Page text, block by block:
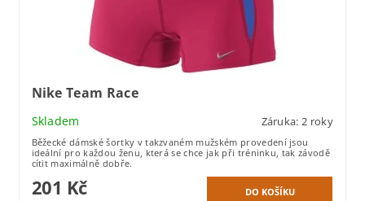
Nike Team Race
Skladem Záruka: 2 roky
Běžecké dámské šortky v takzvaném mužském provedení jsou
ideální pro každou ženu, která se chce jak při tréninku, tak závodě
cítit maximálně dobře.
201 Kč